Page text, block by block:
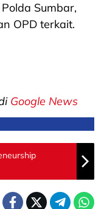
Sumbar,
OPD terkait.
Google News